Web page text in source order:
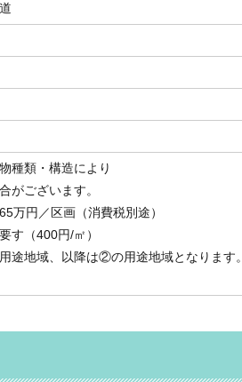
種類・構造により
がございます。
万円／区画（消費税別途）
す（400円/㎡）
途地域、以降は②の用途地域となります。